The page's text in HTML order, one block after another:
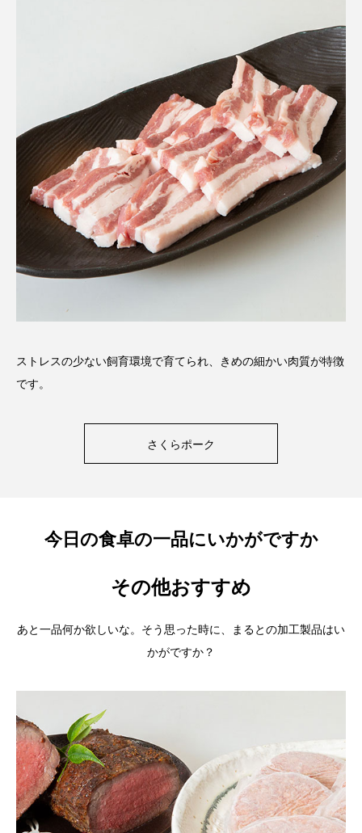
ストレスの少ない飼育環境で育てられ、きめの細かい肉質が特徴
です。
さくらポーク
今日の食卓の一品にいかがですか
その他おすすめ
あと一品何か欲しいな。そう思った時に、まるとの加工製品はい
かがですか？